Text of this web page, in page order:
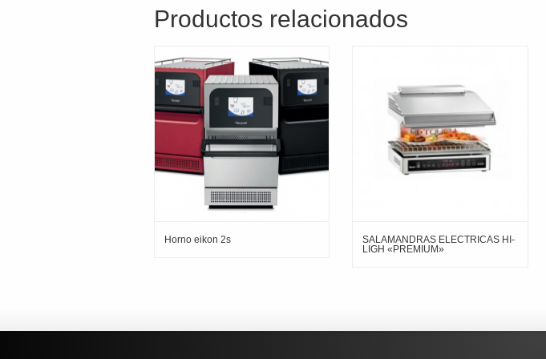
Productos relacionados
Horno eikon 2s
SALAMANDRAS ELECTRICAS HI-
LIGH «PREMIUM»